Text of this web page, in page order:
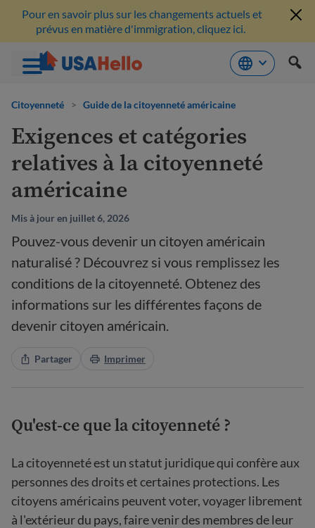
Pour en savoir plus sur les changements actuels et
prévus en matière d'immigration, cliquez ici.
Citoyenneté > Guide de la citoyenneté américaine
Exigences et catégories
relatives à la citoyenneté
américaine
Mis à jour en juillet 6, 2026
Pouvez-vous devenir un citoyen américain
naturalisé ? Découvrez si vous remplissez les
conditions de la citoyenneté. Obtenez des
informations sur les différentes façons de
devenir citoyen américain.
Partager Imprimer
Qu'est-ce que la citoyenneté ?
La citoyenneté est un statut juridique qui confère aux
personnes des droits et certaines protections. Les
citoyens américains peuvent voter, voyager librement
à l'extérieur du pays, faire venir des membres de leur